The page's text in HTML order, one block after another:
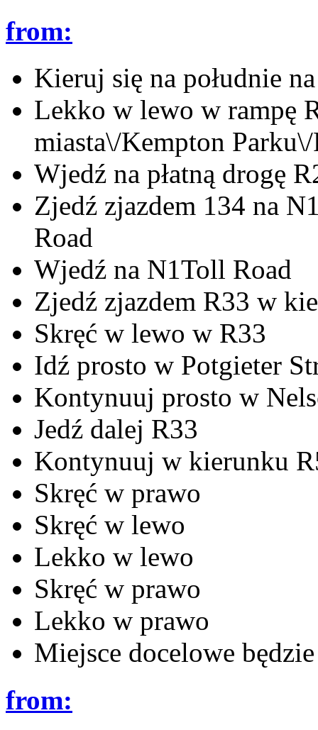
from:
Kieruj się na południe
Lekko w lewo w rampę
miasta\/Kempton
Wjedź na płatną drogę
Zjedź zjazdem 134 na
Road
Wjedź na N1Toll Road
Zjedź zjazdem R33 w
Skręć w lewo w R33
Idź prosto w Potgieter
Kontynuuj prosto w
Jedź dalej R33
Kontynuuj w kierunku
Skręć w prawo
Skręć w lewo
Lekko w lewo
Skręć w prawo
Lekko w prawo
Miejsce docelowe
from: